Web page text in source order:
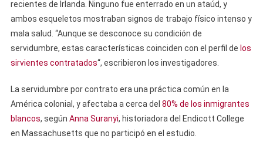
recientes de Irlanda. Ninguno fue enterrado en un ataúd, y
ambos esqueletos mostraban signos de trabajo físico intenso y
mala salud. “Aunque se desconoce su condición de
servidumbre, estas características coinciden con el perfil de los
sirvientes contratados“, escribieron los investigadores.
La servidumbre por contrato era una práctica común en la
América colonial, y afectaba a cerca del 80% de los inmigrantes
blancos, según Anna Suranyi, historiadora del Endicott College
en Massachusetts que no participó en el estudio.